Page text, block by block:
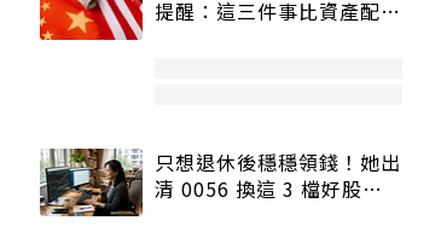
提醒：這三件事比資產配置
只想退休後穩穩領錢！她出
清 0056 換這 3 檔好股：